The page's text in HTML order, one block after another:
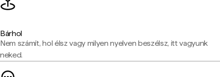
Bárhol
Nem számít, hol élsz vagy milyen nyelven beszélsz, itt vagyunk
neked.